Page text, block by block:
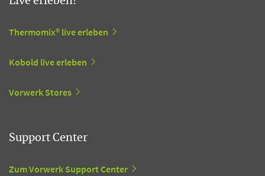
Thermomix® live erleben
Kobold live erleben
Vorwerk Stores
Support Center
Zum Vorwerk Support Center